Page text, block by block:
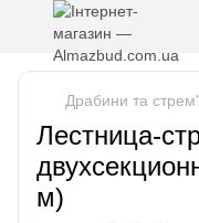
Драбини та
Лестница-
м)